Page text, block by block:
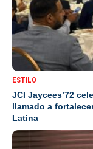
ESTILO
JCI Jaycees’72
llamado a
Latina